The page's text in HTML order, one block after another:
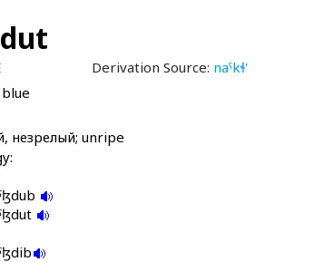
Derivation Source: naˤkɬ'
незрелый; unripe